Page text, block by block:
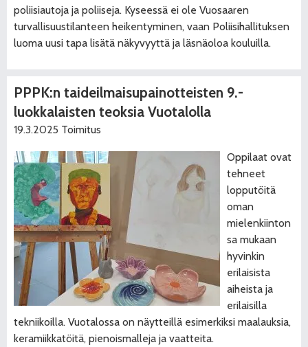
poliisiautoja ja poliiseja. Kyseessä ei ole Vuosaaren
turvallisuustilanteen heikentyminen, vaan Poliisihallituksen
luoma uusi tapa lisätä näkyvyyttä ja läsnäoloa kouluilla.
PPPK:n taideilmaisupainotteisten 9.-
luokkalaisten teoksia Vuotalolla
19.3.2025 Toimitus
Oppilaat ovat
tehneet
lopputöitä
oman
mielenkiinton
sa mukaan
hyvinkin
erilaisista
aiheista ja
erilaisilla
tekniikoilla. Vuotalossa on näytteillä esimerkiksi maalauksia,
keramiikkatöitä, pienoismalleja ja vaatteita.